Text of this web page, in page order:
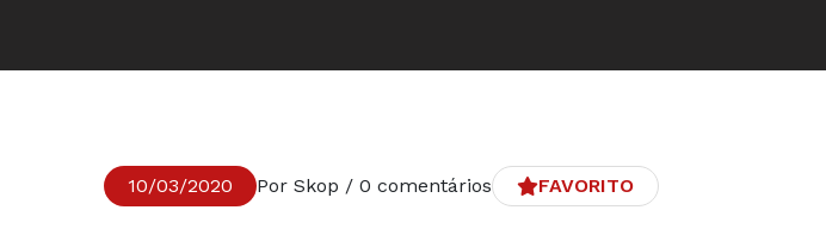
10/03/2020 Por Skop / 0 comentários FAVORITO